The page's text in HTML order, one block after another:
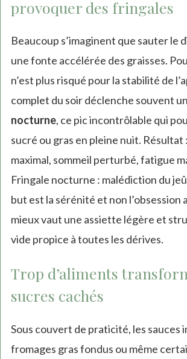
provoquer des fringales
Beaucoup s’imaginent que sauter le
une fonte accélérée des graisses.
n’est plus risqué pour la stabilité de
complet du soir déclenche souvent
nocturne, ce pic incontrôlable qui
sucré ou gras en pleine nuit. Résultat
maximal, sommeil perturbé, fatigue
Fringale nocturne : malédiction du
but est la sérénité et non l’obsession
mieux vaut une assiette légère et
vide propice à toutes les dérives.
Trop d’aliments
sucres cachés
Sous couvert de praticité, les sauces
fromages gras fondus ou même